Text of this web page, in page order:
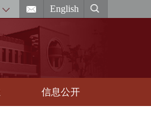
English
信息公开